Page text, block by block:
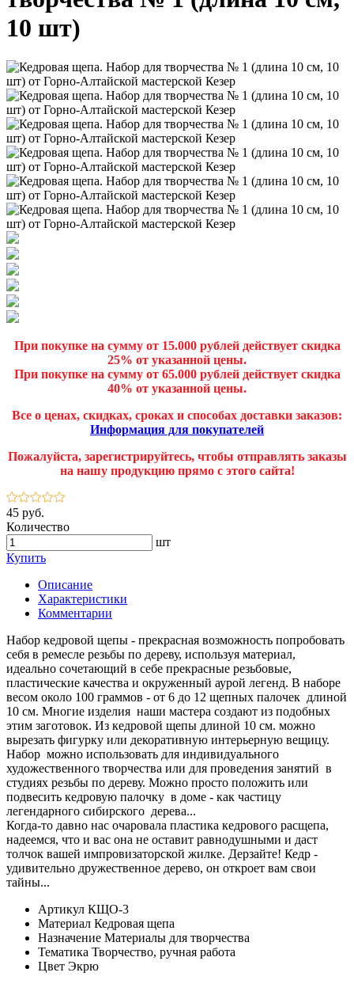
10 шт)
При покупке на сумму от 15.000 рублей действует скидка
25% от указанной цены.
При покупке на сумму от 65.000 рублей действует скидка
40% от указанной цены.
Все о ценах, скидках, сроках и способах доставки заказов:
Информация для покупателей
Пожалуйста, зарегистрируйтесь, чтобы отправлять заказы
на нашу продукцию прямо с этого сайта!
45 руб.
Количество
шт
Купить
Описание
Характеристики
Комментарии
Набор кедровой щепы - прекрасная возможность попробовать
себя в ремесле резьбы по дереву, используя материал,
идеально сочетающий в себе прекрасные резьбовые,
пластические качества и окруженный аурой легенд. В наборе
весом около 100 граммов - от 6 до 12 щепных палочек длиной
10 см. Многие изделия наши мастера создают из подобных
этим заготовок. Из кедровой щепы длиной 10 см. можно
вырезать фигурку или декоративную интерьерную вещицу.
Набор можно использовать для индивидуального
художественного творчества или для проведения занятий в
студиях резьбы по дереву. Можно просто положить или
подвесить кедровую палочку в доме - как частицу
легендарного сибирского дерева...
Когда-то давно нас очаровала пластика кедрового расщепа,
надеемся, что и вас она не оставит равнодушными и даст
толчок вашей импровизаторской жилке. Дерзайте! Кедр -
удивительно дружественное дерево, он откроет вам свои
тайны...
Артикул КЩО-3
Материал Кедровая щепа
Назначение Материалы для творчества
Тематика Творчество, ручная работа
Цвет Экрю